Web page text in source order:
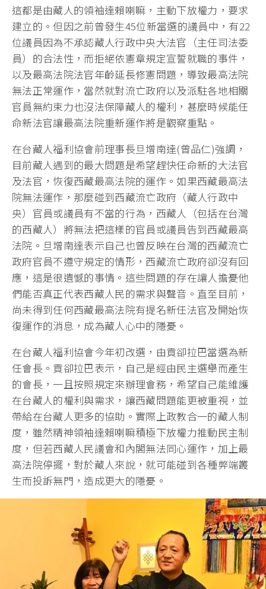
這都是由藏人的領袖達賴喇嘛，主動下放權力，要求
建立的。但因之前曾發生45位新當選的議員中，有22
位議員因為不承認藏人行政中央大法官（主任司法委
員）的合法性，而拒絕依憲章規定宣誓就職的事件，
以及最高法院法官年齡延長修憲問題，導致最高法院
無法正常運作，當然就對流亡政府以及派駐各地相關
官員無約束力也沒法保障藏人的權利，甚麼時候能任
命新法官讓最高法院重新運作將是觀察重點。
在台藏人福利協會前理事長旦增南達(曾品仁)強調，
目前藏人遇到的最大問題是希望趕快任命新的大法官
及法官，恢復西藏最高法院的運作。如果西藏最高法
院無法運作，那麼碰到西藏流亡政府（藏人行政中
央）官員或議員有不當的行為，西藏人（包括在台灣
的西藏人）將無法把這樣的官員或議員告到西藏最高
法院。旦增南達表示自己也曾反映在台灣的西藏流亡
政府官員不遵守規定的情形，西藏流亡政府卻沒有回
應，這是很遺憾的事情。這些問題的存在讓人擔憂他
們能否真正代表西藏人民的需求與聲音。直至目前，
尚未得到任何西藏最高法院有提名新任法官及開始恢
復運作的消息，成為藏人心中的隱憂。
在台藏人福利協會今年初改選，由貢卻拉巴當選為新
任會長。貢卻拉巴表示，自己是經由民主選舉而產生
的會長，一且按照規定來辦理會務，希望自己能維護
在台藏人的權利與需求，讓西藏問題能更被重視，並
帶給在台藏人更多的協助。實際上政教合一的藏人制
度，雖然精神領袖達賴喇嘛積極下放權力推動民主制
度，但若西藏人民議會和內閣無法同心運作，加上最
高法院停擺，對於藏人來說，就可能碰到各種弊端叢
生而投訴無門，造成更大的隱憂。